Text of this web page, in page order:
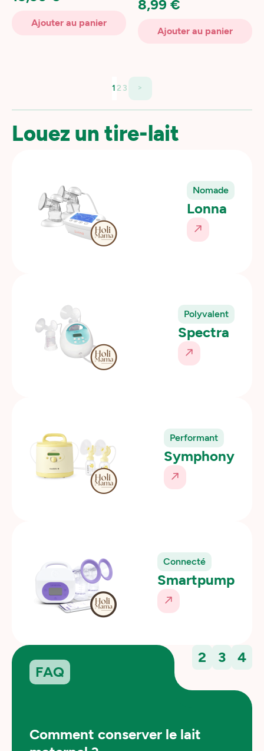
Ajouter au panier
8,99 €
Ajouter au panier
12 3 >
Louez un tire-lait
Nomade
Lonna
Polyvalent
Spectra
Performant
Symphony
Connecté
Smartpump
FAQ
2 3 4
Comment conserver le lait